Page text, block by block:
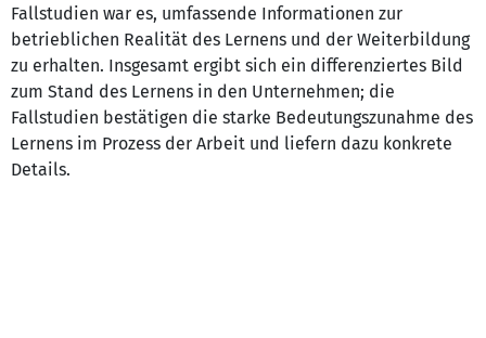
Fallstudien war es, umfassende Informationen zur
betrieblichen Realität des Lernens und der Weiterbildung
zu erhalten. Insgesamt ergibt sich ein differenziertes Bild
zum Stand des Lernens in den Unternehmen; die
Fallstudien bestätigen die starke Bedeutungszunahme des
Lernens im Prozess der Arbeit und liefern dazu konkrete
Details.